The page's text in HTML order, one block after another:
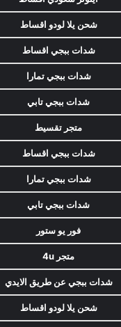
شحن يلا لودو اقساط
شدات ببجي اقساط
شدات ببجي تمارا
شدات ببجي تابي
متجر تقسيط
شدات ببجي اقساط
شدات ببجي تمارا
شدات ببجي تابي
فور يو ستور
متجر 4u
شدات ببجي عن طريق الايدي
شحن يلا لودو اقساط